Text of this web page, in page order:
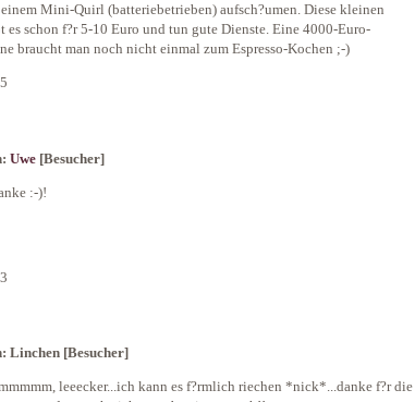
Mini-Quirl (batteriebetrieben) aufsch?umen. Diese kleinen
es schon f?r 5-10 Euro und tun gute Dienste. Eine 4000-Euro-
braucht man noch nicht einmal zum Espresso-Kochen ;-)
Uwe [Besucher]
:-)!
Linchen [Besucher]
leeecker...ich kann es f?rmlich riechen *nick*...danke f?r die